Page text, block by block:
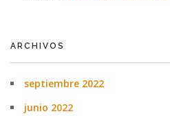
ARCHIVOS
septiembre 2022
junio 2022